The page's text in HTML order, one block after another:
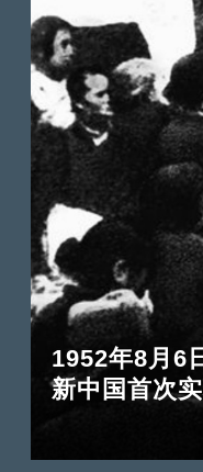
1952年8月6
新中国首次